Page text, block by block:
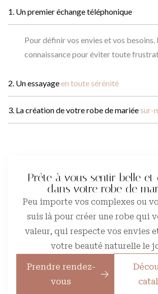
1. Un premier échange téléphonique
Pour définir vos envies et vos besoins.
connaissance pour éviter toute
2. Un essayageen toute sérénité
3. La création de votre robe de mariéesur-
Prête à vous sentir belle et
dans votre robe de
Peu importe vos complexes ou
suis là pour créer une robe qui
valeur, qui respecte vos envies
votre beauté naturelle le
Prendre rendez-
vous